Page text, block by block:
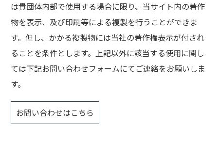
は貴団体内部で使用する場合に限り、当サイト内の著作
物を表示、及び印刷等による複製を行うことができま
す。但し、かかる複製物には当社の著作権表示が付され
ることを条件とします。上記以外に該当する使用に関し
ては下記お問い合わせフォームにてご連絡をお願いしま
す。
お問い合わせはこちら